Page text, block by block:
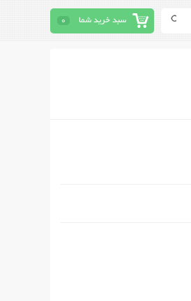
سبد خرید شما 0